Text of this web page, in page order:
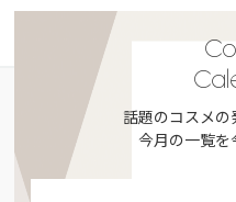
話題のコスメの
今月の一覧を